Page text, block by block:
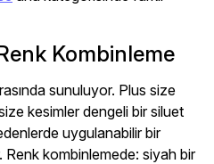
Kombinleme
sunuluyor. Plus size
kesimler dengeli bir siluet
uygulanabilir bir
Renk kombinlemede: siyah bir